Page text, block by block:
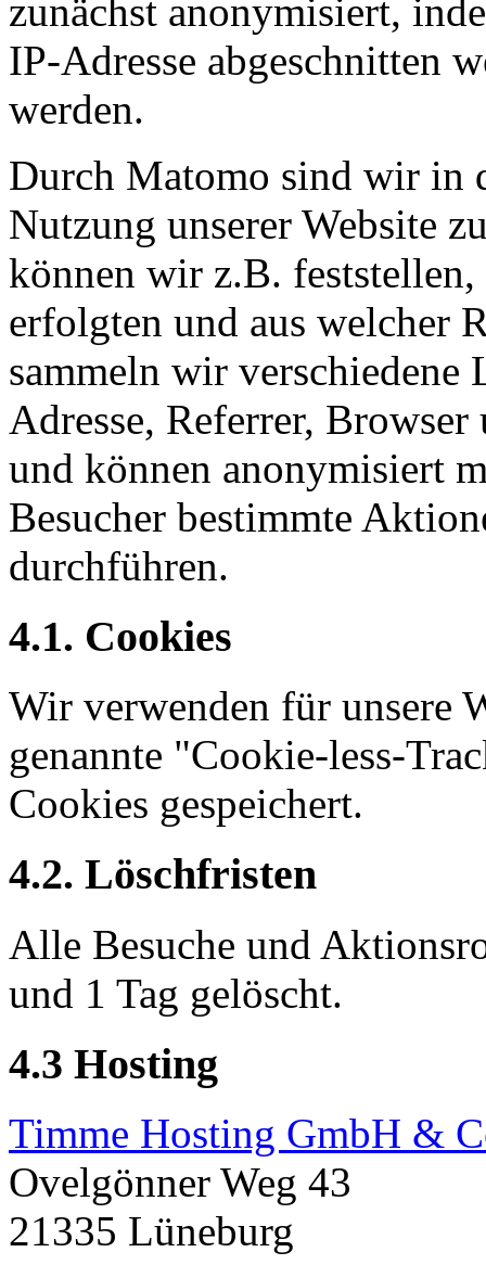
zunächst anonymisiert,
IP-Adresse abgeschnitten
werden.
Durch Matomo sind wir in
Nutzung unserer Website
können wir z.B.
erfolgten und aus welcher
sammeln wir
Adresse, Referrer,
und können anonymisiert
Besucher bestimmte
durchführen.
4.1. Cookies
Wir verwenden für unsere
genannte "Cookie-less-
Cookies gespeichert.
4.2. Löschfristen
Alle Besuche und
und 1 Tag gelöscht.
4.3 Hosting
Timme Hosting GmbH &
Ovelgönner Weg 43
21335 Lüneburg